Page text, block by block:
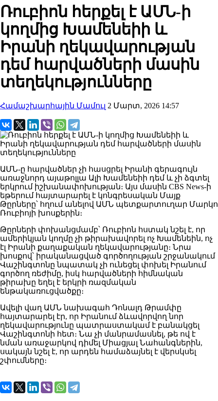
Ռուբիոն հերքել է ԱՄՆ-ի
կողմից Խամենեիի և
Իրանի ղեկավարության
դեմ հարվածների մասին
տեղեկությունները
Համաշխարհային Մամուլ 2 Մարտ, 2026 14:57
ԱՄՆ-ը հարվածներ չի հասցրել Իրանի գերագույն
առաջնորդ այաթոլլա Ալի Խամենեիի դեմ և չի ձգտել
երկրում իշխանափոխության։ Այս մասին CBS News-ի
եթերում հայտարարել է կոնգրեսական Մայք
Թըրները՝ հղում անելով ԱՄՆ պետքարտուղար Մարկո
Ռուբիոյի խոսքերին։
Թըրների փոխանցմամբ՝ Ռուբիոն հստակ նշել է, որ
ամերիկյան կողմը չի թիրախավորել ոչ Խամենեին, ոչ
էլ Իրանի քաղաքական ղեկավարությանը։ Նրա
խոսքով՝ իրականացված գործողության շրջանակում
Վաշինգտոնը նպատակ չի ունեցել փոխել Իրանում
գործող ռեժիմը, իսկ հարվածների հիմնական
թիրախը եղել է երկրի ռազմական
ենթակառուցվածքը։
Ավելի վաղ ԱՄՆ նախագահ Դոնալդ Թրամփը
հայտարարել էր, որ Իրանում ձևավորվող նոր
ղեկավարությունը պատրաստակամ է բանակցել
Վաշինգտոնի հետ։ Նա չի մանրամասնել, թե ով է
նման առաջարկով դիմել Միացյալ Նահանգներին,
սակայն նշել է, որ արդեն համաձայնել է վերսկսել
շփումները։